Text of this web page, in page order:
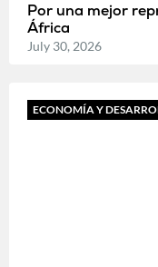
Por una mejor
África
July 30, 2026
ECONOMÍA Y